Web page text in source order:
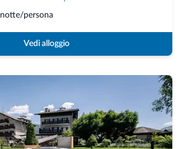
notte/persona
Vedi alloggio